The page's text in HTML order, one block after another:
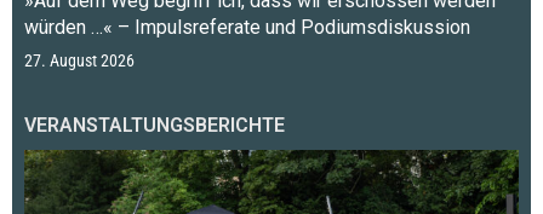
würden …« – Impulsreferate und Podiumsdiskussion
27. August 2026
VERANSTALTUNGSBERICHTE